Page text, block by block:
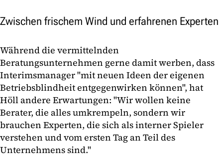
Zwischen frischem Wind und erfahrenen Experten
Während die vermittelnden
Beratungsunternehmen gerne damit werben, dass
Interimsmanager "mit neuen Ideen der eigenen
Betriebsblindheit entgegenwirken können", hat
Höll andere Erwartungen: "Wir wollen keine
Berater, die alles umkrempeln, sondern wir
brauchen Experten, die sich als interner Spieler
verstehen und vom ersten Tag an Teil des
Unternehmens sind."